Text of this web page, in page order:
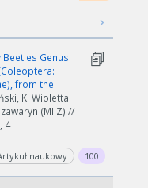
Genus
from the
K. Wioletta
(MIIZ) //
4
naukowy 100